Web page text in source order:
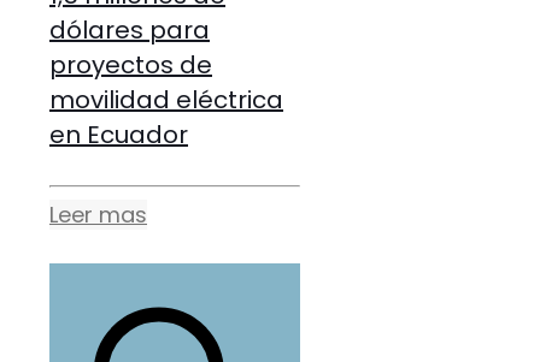
dólares para
proyectos de
movilidad eléctrica
en Ecuador
Leer mas